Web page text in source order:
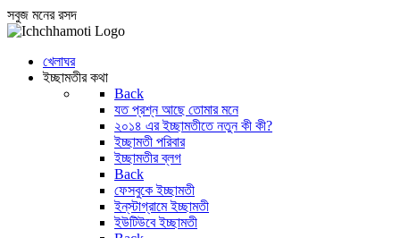
সবুজ মনের রসদ
খেলাঘর
ইচ্ছামতীর কথা
Back
যত প্রশ্ন আছে তোমার মনে
২০১৪ এর ইচ্ছামতীতে নতুন কী কী?
ইচ্ছামতী পরিবার
ইচ্ছামতীর ব্লগ
Back
ফেসবুকে ইচ্ছামতী
ইন্‌স্টাগ্রামে ইচ্ছামতী
ইউটিউবে ইচ্ছামতী